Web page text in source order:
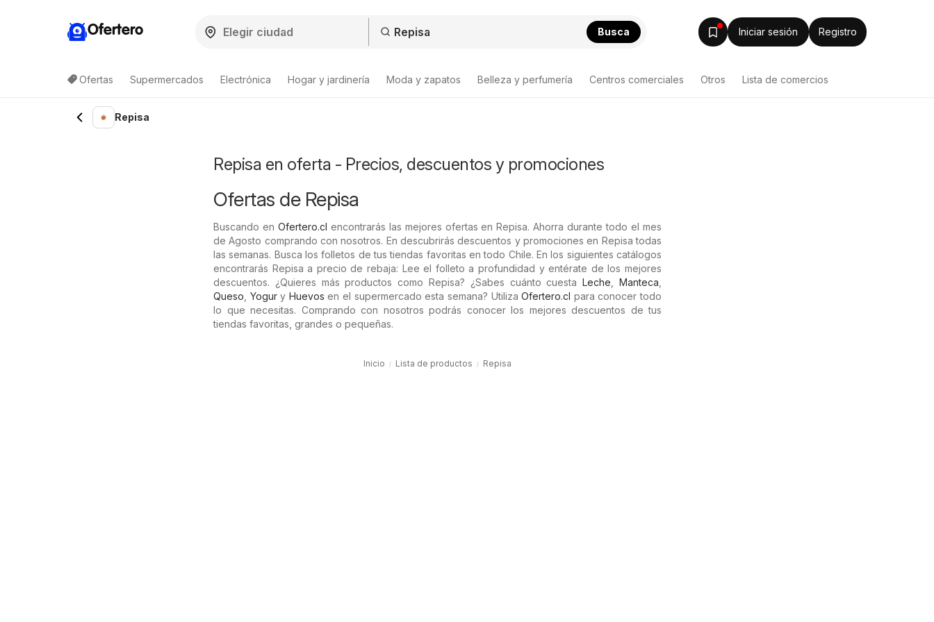
Ofertero Busca Iniciar sesión Registro
Ofertas Supermercados Electrónica Hogar y jardinería Moda y zapatos Belleza y perfumería Centros comerciales Otros Lista de comercios
Lista de productos
Repisa
Repisa en oferta - Precios, descuentos y promociones
Ofertas de Repisa
Buscando en Ofertero.cl encontrarás las mejores ofertas en Repisa. Ahorra durante todo el mes
de Agosto comprando con nosotros. En descubrirás descuentos y promociones en Repisa todas
las semanas. Busca los folletos de tus tiendas favoritas en todo Chile. En los siguientes catálogos
encontrarás Repisa a precio de rebaja: Lee el folleto a profundidad y entérate de los mejores
descuentos. ¿Quieres más productos como Repisa? ¿Sabes cuánto cuestaLeche ,Manteca
Queso Yogury Huevos en el supermercado esta semana? UtilizaOfertero.cl para conocer todo
lo que necesitas. Comprando con nosotros podrás conocer los mejores descuentos de tus
tiendas favoritas, grandes o pequeñas.
Inicio Lista de productos Repisa